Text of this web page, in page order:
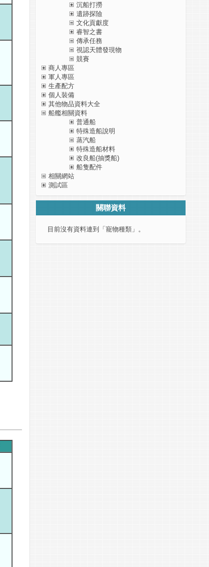
沉船打撈
遺跡探險
文化貢獻度
睿智之書
傳承任務
視認天體發現物
競賽
商人專區
軍人專區
生產配方
個人裝備
其他物品資料大全
船艦相關資料
普通船
特殊造船說明
蒸汽船
特殊造船材料
改良船(抽獎船)
船隻配件
相關網站
測試區
關聯資料
目前沒有資料連到「寵物種類」。